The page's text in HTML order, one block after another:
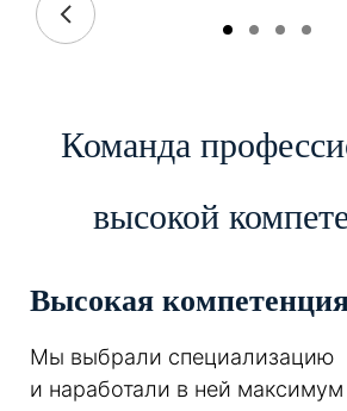
Команда
высокой
Высокая
Мы выбрали специализацию
и наработали в ней